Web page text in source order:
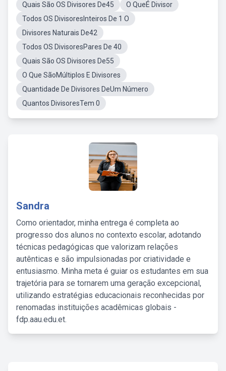
Quais São OS Divisores De45
O QueÉ Divisor
Todos OS DivisoresInteiros De 1 O
Divisores Naturais De42
Todos OS DivisoresPares De 40
Quais São OS Divisores De55
O Que SãoMúltiplos E Divisores
Quantidade De Divisores DeUm Número
Quantos DivisoresTem 0
Sandra
Como orientador, minha entrega é completa ao
progresso dos alunos no contexto escolar, adotando
técnicas pedagógicas que valorizam relações
autênticas e são impulsionadas por criatividade e
entusiasmo. Minha meta é guiar os estudantes em sua
trajetória para se tornarem uma geração excepcional,
utilizando estratégias educacionais reconhecidas por
renomadas instituições acadêmicas globais -
fdp.aau.edu.et.